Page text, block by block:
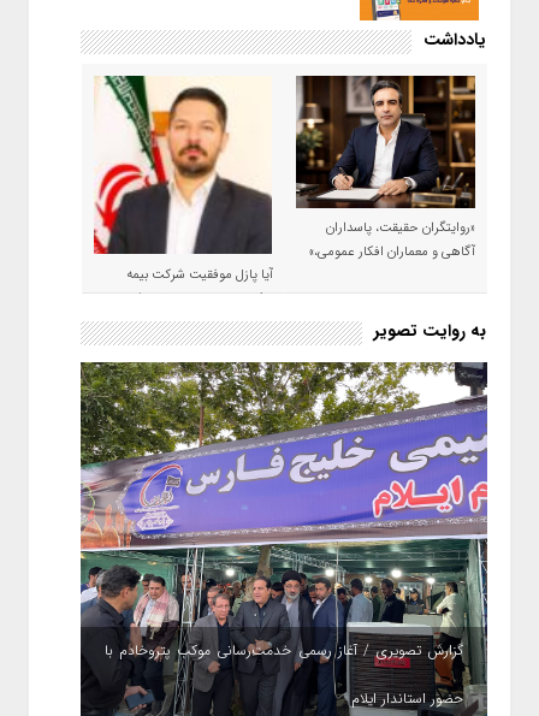
یادداشت
«روایتگران حقیقت، پاسداران
آگاهی و معماران افکار عمومی،»
آیا پازل موفقیت شرکت بیمه
حکمت صبا در سال ۱۴۰۵ کامل می
شود؟!
به روایت تصویر
گزارش تصویری / آغاز رسمی خدمت‌رسانی موکب پتروخادم با
حضور استاندار ایلام